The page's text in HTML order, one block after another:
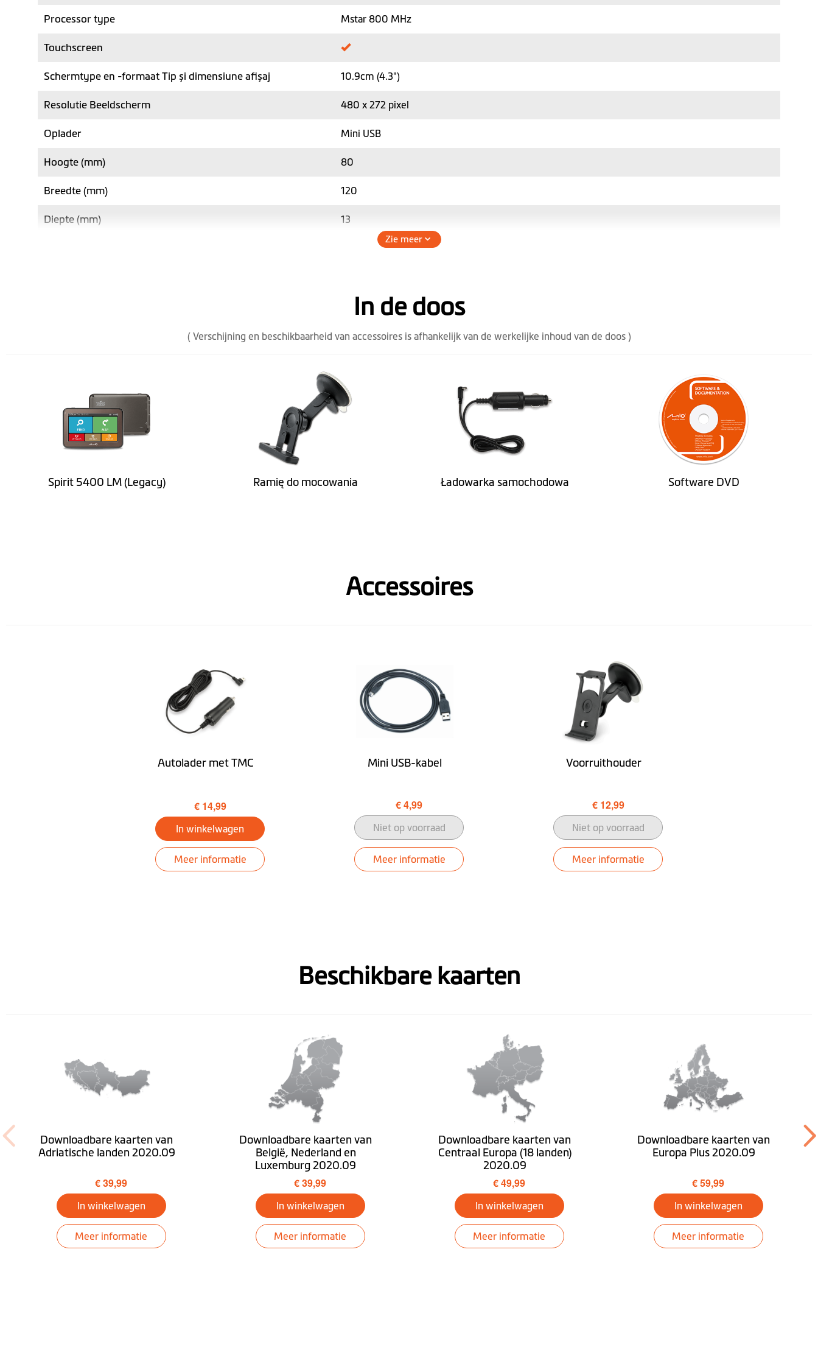
Processor type Mstar 800 MHz
Touchscreen
Schermtype en -formaat Tip și dimensiune afișaj 10.9cm (4.3")
Resolutie Beeldscherm 480 x 272 pixel
Oplader Mini USB
Hoogte (mm) 80
Breedte (mm) 120
Diepte (mm) 13
Voorgelezen straatnamen (TTS)
Rijbaanbegeleiding
3D Junction Views
Optioneel (1 maand gratis proberen)
Downloaden MioMore
Zie meer
In de doos
( Verschijning en beschikbaarheid van accessoires is afhankelijk van de werkelijke inhoud van de doos )
Spirit 5400 LM (Legacy) Ramię do mocowania Ładowarka samochodowa Software DVD
Accessoires
Autolader met TMC
€ 14,99
In winkelwagen
Meer informatie
Mini USB-kabel
€ 4,99
Niet op voorraad
Meer informatie
Voorruithouder
€ 12,99
Niet op voorraad
Meer informatie
Beschikbare kaarten
Downloadbare kaarten van
Adriatische landen 2020.09
€ 39,99
In winkelwagen
Meer informatie
Downloadbare kaarten van
België, Nederland en
Luxemburg 2020.09
€ 39,99
In winkelwagen
Meer informatie
Downloadbare kaarten van
Centraal Europa (18 landen)
2020.09
€ 49,99
In winkelwagen
Meer informatie
Downloadbare kaarten van
Europa Plus 2020.09
€ 59,99
In winkelwagen
Meer informatie